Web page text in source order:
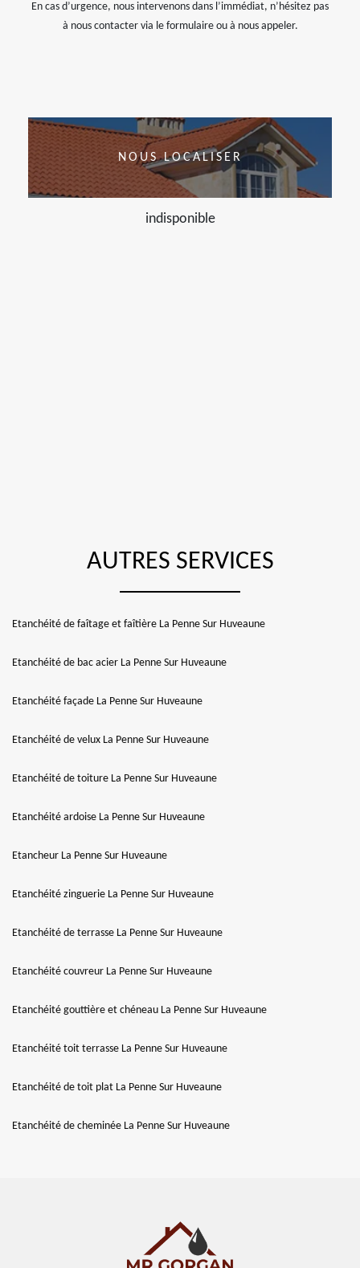
En cas d’urgence, nous intervenons dans l’immédiat, n’hésitez pas
à nous contacter via le formulaire ou à nous appeler.
NOUS LOCALISER
indisponible
AUTRES SERVICES
Etanchéité de faîtage et faîtière La Penne Sur Huveaune
Etanchéité de bac acier La Penne Sur Huveaune
Etanchéité façade La Penne Sur Huveaune
Etanchéité de velux La Penne Sur Huveaune
Etanchéité de toiture La Penne Sur Huveaune
Etanchéité ardoise La Penne Sur Huveaune
Etancheur La Penne Sur Huveaune
Etanchéité zinguerie La Penne Sur Huveaune
Etanchéité de terrasse La Penne Sur Huveaune
Etanchéité couvreur La Penne Sur Huveaune
Etanchéité gouttière et chéneau La Penne Sur Huveaune
Etanchéité toit terrasse La Penne Sur Huveaune
Etanchéité de toit plat La Penne Sur Huveaune
Etanchéité de cheminée La Penne Sur Huveaune